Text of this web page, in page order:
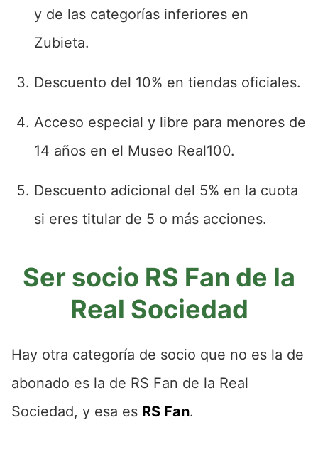
y de las categorías inferiores en
Zubieta.
Descuento del 10% en tiendas oficiales.
Acceso especial y libre para menores de
14 años en el Museo Real100.
Descuento adicional del 5% en la cuota
si eres titular de 5 o más acciones.
Ser socio RS Fan de la
Real Sociedad
Hay otra categoría de socio que no es la de
abonado es la de RS Fan de la Real
Sociedad, y esa es RS Fan.